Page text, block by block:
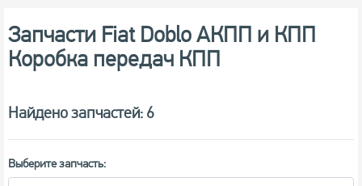
Запчасти Fiat Doblo АКПП и КПП
Коробка передач КПП
Найдено запчастей: 6
Выберите запчасть: